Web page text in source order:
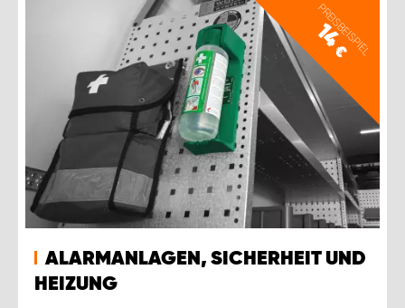
PREISBEISPIEL
14
€
ALARMANLAGEN, SICHERHEIT UND
HEIZUNG